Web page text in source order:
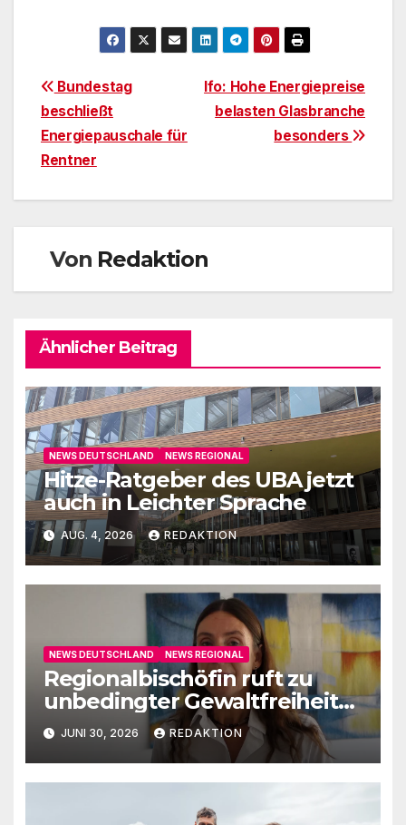
Beitragsnavigation
Ifo: Hohe Energiepreise
belasten Glasbranche
besonders
Bundestag
beschließt
Energiepauschale für
Rentner
Von Redaktion
Ähnlicher Beitrag
NEWS DEUTSCHLAND NEWS REGIONAL
Hitze-Ratgeber des UBA jetzt
auch in Leichter Sprache
AUG. 4, 2026 REDAKTION
NEWS DEUTSCHLAND NEWS REGIONAL
Regionalbischöfin ruft zu
unbedingter Gewaltfreiheit
aufJUNI 30, 2026 REDAKTION